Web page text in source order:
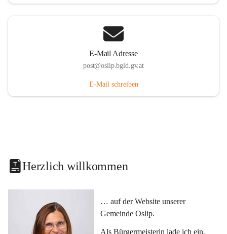
E-Mail Adresse
post@oslip.bgld.gv.at
E-Mail schreiben
Herzlich willkommen
… auf der Website unserer
Gemeinde Oslip.
Als Bürgermeisterin lade ich ein,